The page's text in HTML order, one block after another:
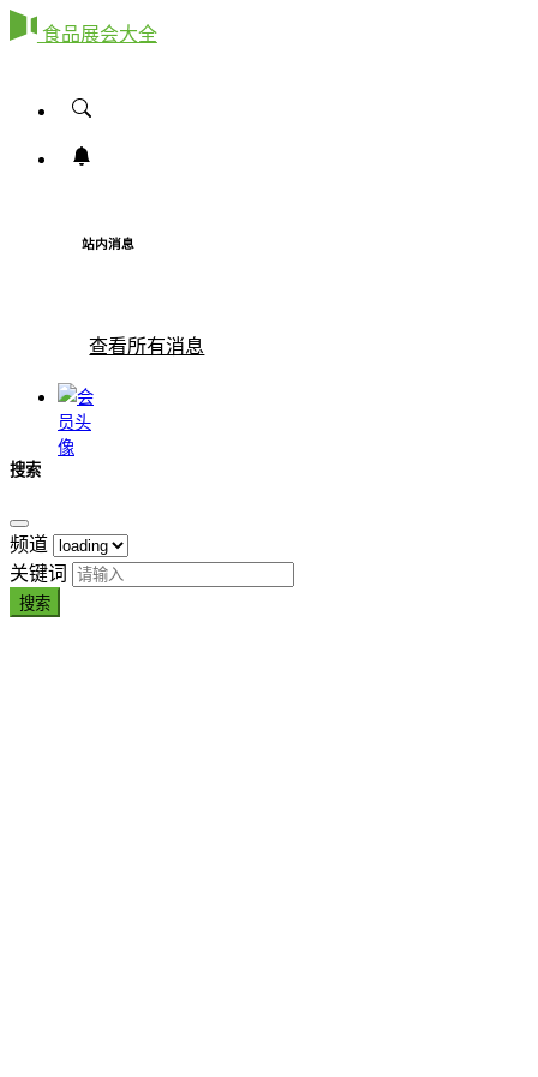
食品展会大全
站内消息
查看所有消息
搜索
频道
关键词
搜索